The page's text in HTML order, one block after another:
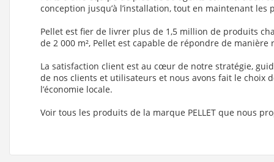
conception jusqu’à l’installation, tout en maintenant
Pellet est fier de livrer plus de 1,5 million de produits
de 2 000 m², Pellet est capable de répondre de
La satisfaction client est au cœur de notre stratégie,
de nos clients et utilisateurs et nous avons fait le
l’économie locale.
Voir tous les produits de la marque PELLET que nous